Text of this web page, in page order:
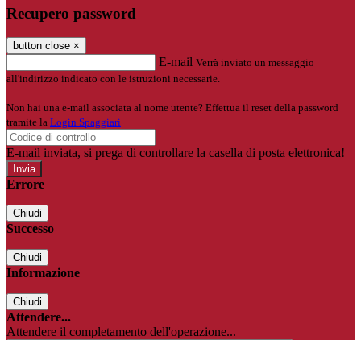
Recupero password
button close ×
E-mail Verrà inviato un messaggio
all'indirizzo indicato con le istruzioni necessarie.
Non hai una e-mail associata al nome utente? Effettua il reset della password
tramite la Login Spaggiari
E-mail inviata, si prega di controllare la casella di posta elettronica!
Errore
Chiudi
Successo
Chiudi
Informazione
Chiudi
Attendere...
Attendere il completamento dell'operazione...